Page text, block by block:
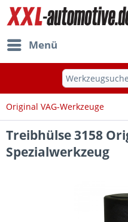
Menü
Original VAG-Werkzeuge
Treibhülse 3158
Spezialwerkzeug